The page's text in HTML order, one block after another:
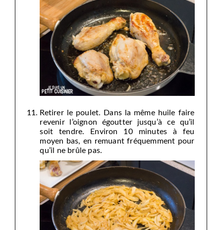
Retirer le poulet. Dans la même huile faire
revenir l’oignon égoutter jusqu’à ce qu’il
soit tendre. Environ 10 minutes à feu
moyen bas, en remuant fréquemment pour
qu’il ne brûle pas.